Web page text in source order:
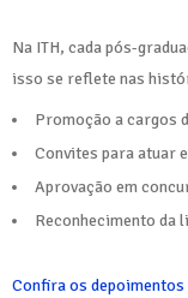
Na ITH, cada pós-
isso se reflete nas
Promoção a cargos
Convites para atuar
Aprovação em
Reconhecimento da
Confira os depoimentos